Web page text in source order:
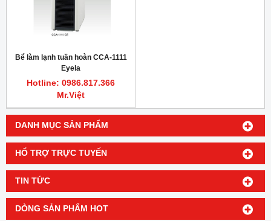
DANH MỤC SẢN PHẨM
HỔ TRỢ TRỰC TUYẾN
TIN TỨC
DÒNG SẢN PHẨM HOT
Bể làm lạnh tuần hoàn CCA-1111
Eyela
Hotline: 0986.817.366
Mr.Việt